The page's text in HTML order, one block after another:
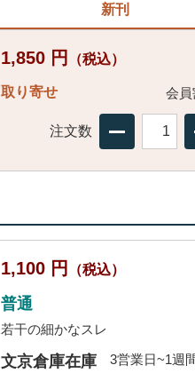
新刊
1,850 円 （税込）
取り寄せ 会員
注文数
1,100 円 （税込）
普通
若干の細かなスレ
文京倉庫在庫 3営業日~1週